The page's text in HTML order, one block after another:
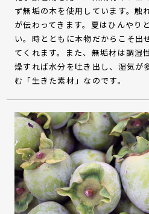
ず無垢の木を使用しています。触
が伝わってきます。夏はひんやり
い。時とともに本物だからこそ出
てくれます。また、無垢材は調湿
燥すれば水分を吐き出し、湿気が
む「生きた素材」なのです。